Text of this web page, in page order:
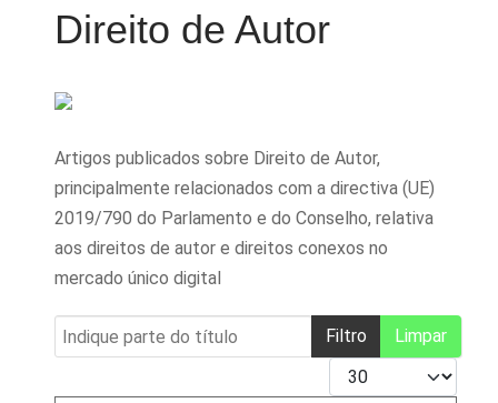
Direito de Autor
Artigos publicados sobre Direito de Autor,
principalmente relacionados com a directiva (UE)
2019/790 do Parlamento e do Conselho, relativa
aos direitos de autor e direitos conexos no
mercado único digital
Indique parte do título Filtro
Limpar
Qtd. a mostrar